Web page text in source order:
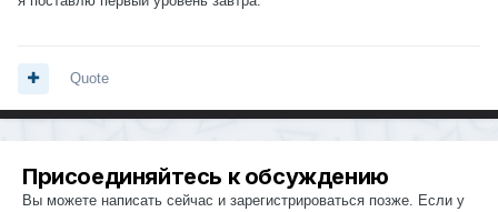
Quote
Присоединяйтесь к обсуждению
Вы можете написать сейчас и зарегистрироваться позже. Если у